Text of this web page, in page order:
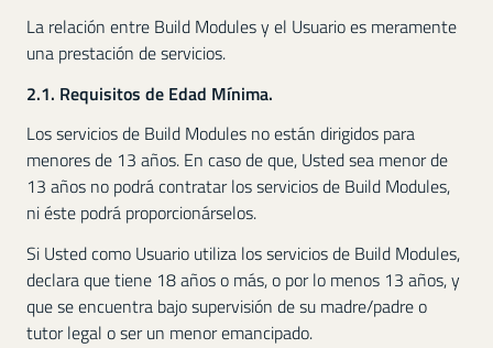
La relación entre Build Modules y el Usuario es meramente
una prestación de servicios.
2.1. Requisitos de Edad Mínima.
Los servicios de Build Modules no están dirigidos para
menores de 13 años. En caso de que, Usted sea menor de
13 años no podrá contratar los servicios de Build Modules,
ni éste podrá proporcionárselos.
Si Usted como Usuario utiliza los servicios de Build Modules,
declara que tiene 18 años o más, o por lo menos 13 años, y
que se encuentra bajo supervisión de su madre/padre o
tutor legal o ser un menor emancipado.